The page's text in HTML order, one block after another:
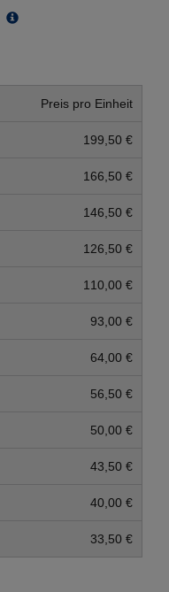
Preis pro Einheit
199,50 €
166,50 €
146,50 €
126,50 €
110,00 €
93,00 €
64,00 €
56,50 €
50,00 €
43,50 €
40,00 €
33,50 €